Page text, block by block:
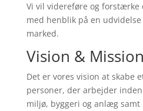
Vi vil videreføre og forstærke
med henblik på en
marked.
Vision & Mission
Det er vores vision at skabe
personer, der arbejder
miljø, byggeri og anlæg